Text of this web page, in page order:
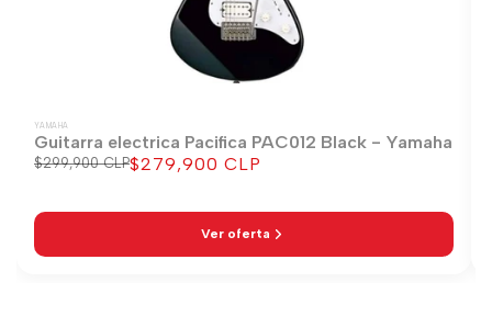
YAMAHA
Guitarra electrica Pacifica PAC012 Black - Yamaha
Precio
$299,900 CLPPrecio
$279,900 CLP
Ver oferta